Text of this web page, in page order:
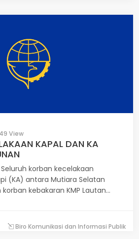
Freddy Numberi, Menlu Marty
Menko Kesra Agung Laksono,
Patrialis Akbar, dan Ketua Satgas
Hassan Wirajuda turut
yang dievakuasi pada kloter I.
View
KAPAL DAN KA
korban kecelakaan
Selatan
kebakaran KMP Lautan
menjalankan UU No.33
Biro Komunikasi dan Informasi Publik